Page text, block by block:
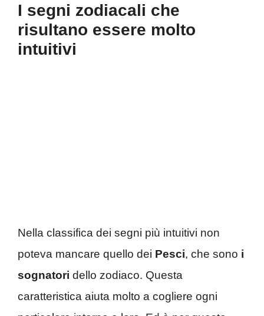
I segni zodiacali che
risultano essere molto
intuitivi
Nella classifica dei segni più intuitivi non
poteva mancare quello dei Pesci, che sono i
sognatori dello zodiaco. Questa
caratteristica aiuta molto a cogliere ogni